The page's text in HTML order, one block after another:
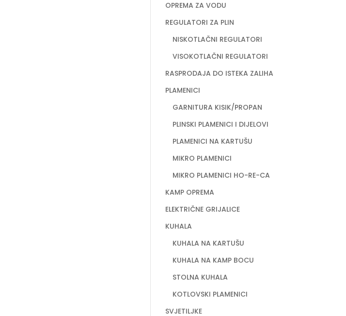
OPREMA ZA VODU
REGULATORI ZA PLIN
NISKOTLAČNI REGULATORI
VISOKOTLAČNI REGULATORI
RASPRODAJA DO ISTEKA ZALIHA
PLAMENICI
GARNITURA KISIK/PROPAN
PLINSKI PLAMENICI I DIJELOVI
PLAMENICI NA KARTUŠU
MIKRO PLAMENICI
MIKRO PLAMENICI HO-RE-CA
KAMP OPREMA
ELEKTRIČNE GRIJALICE
KUHALA
KUHALA NA KARTUŠU
KUHALA NA KAMP BOCU
STOLNA KUHALA
KOTLOVSKI PLAMENICI
SVJETILJKE